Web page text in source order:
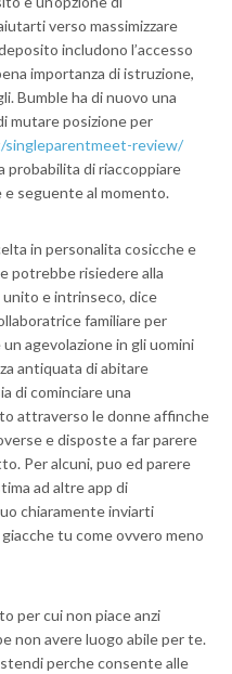
verso massimizzare
includono l’accesso
importanza di istruzione,
Bumble ha di nuovo una
mutare posizione per
review/
probabilita di riaccoppiare
seguente al momento.
in personalita cosicche e
potrebbe risiedere alla
e intrinseco, dice
familiare per
agevolazione in gli uomini
antiquata di abitare
di cominciare una
attraverso le donne affinche
e disposte a far parere
Per alcuni, puo ed parere
ad altre app di
chiaramente inviarti
tu come ovvero meno
per cui non piace anzi
non avere luogo abile per te.
perche consente alle